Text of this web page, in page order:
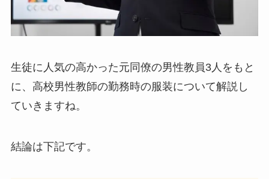
生徒に人気の高かった元同僚の男性教員3人をもと
に、高校男性教師の勤務時の服装について解説し
ていきますね。
結論は下記です。